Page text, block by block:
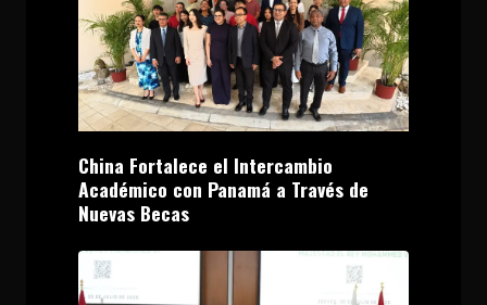
China Fortalece el Intercambio
Académico con Panamá a Través de
Nuevas Becas